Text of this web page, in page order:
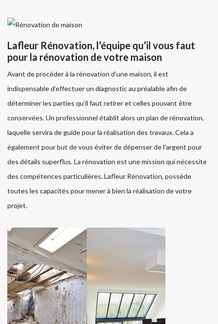
Lafleur Rénovation, l’équipe qu’il vous faut
pour la rénovation de votre maison
Avant de procéder à la rénovation d’une maison, il est
indispensable d’effectuer un diagnostic au préalable afin de
déterminer les parties qu’il faut retirer et celles pouvant être
conservées. Un professionnel établit alors un plan de rénovation,
laquelle servira de guide pour la réalisation des travaux. Cela a
également pour but de vous éviter de dépenser de l’argent pour
des détails superflus. La rénovation est une mission qui nécessite
des compétences particulières. Lafleur Rénovation, possède
toutes les capacités pour mener à bien la réalisation de votre
projet.